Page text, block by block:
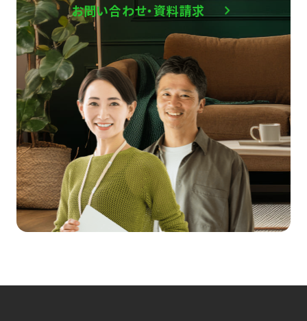
お問い合わせ・資料請求